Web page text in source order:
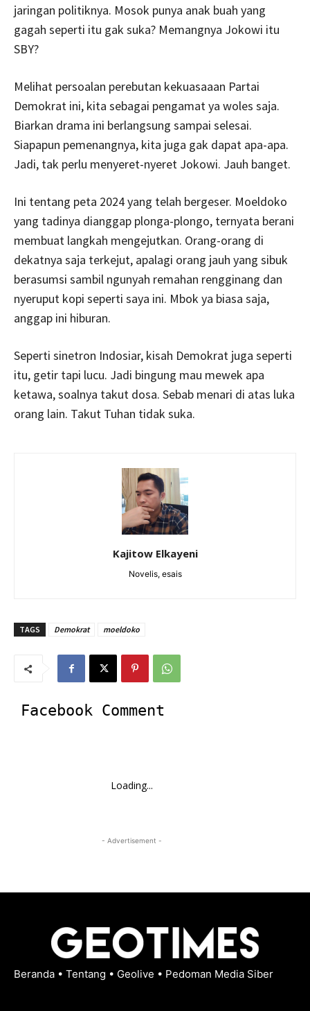
jaringan politiknya. Mosok punya anak buah yang
gagah seperti itu gak suka? Memangnya Jokowi itu
SBY?
Melihat persoalan perebutan kekuasaaan Partai
Demokrat ini, kita sebagai pengamat ya woles saja.
Biarkan drama ini berlangsung sampai selesai.
Siapapun pemenangnya, kita juga gak dapat apa-apa.
Jadi, tak perlu menyeret-nyeret Jokowi. Jauh banget.
Ini tentang peta 2024 yang telah bergeser. Moeldoko
yang tadinya dianggap plonga-plongo, ternyata berani
membuat langkah mengejutkan. Orang-orang di
dekatnya saja terkejut, apalagi orang jauh yang sibuk
berasumsi sambil ngunyah remahan rengginang dan
nyeruput kopi seperti saya ini. Mbok ya biasa saja,
anggap ini hiburan.
Seperti sinetron Indosiar, kisah Demokrat juga seperti
itu, getir tapi lucu. Jadi bingung mau mewek apa
ketawa, soalnya takut dosa. Sebab menari di atas luka
orang lain. Takut Tuhan tidak suka.
Kajitow Elkayeni
Novelis, esais
TAGS Demokrat moeldoko
Facebook Comment
Loading...
- Advertisement -
Beranda • Tentang • Geolive • Pedoman Media Siber